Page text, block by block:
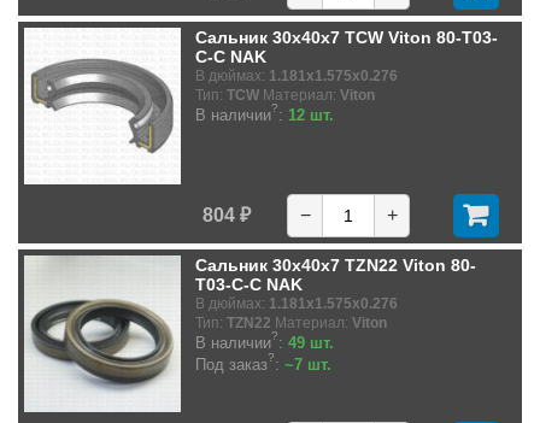
Сальник 30x40x7 TCW Viton 80-T03-
C-C NAK
В дюймах: 1.181x1.575x0.276
Тип: TCW Материал: Viton
В наличии?: 12 шт.
804 ₽ − +
Сальник 30x40x7 TZN22 Viton 80-
T03-C-C NAK
В дюймах: 1.181x1.575x0.276
Тип: TZN22 Материал: Viton
В наличии?: 49 шт.
Под заказ?: ~7 шт.